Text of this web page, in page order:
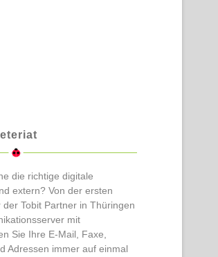
die richtige digitale
extern? Von der ersten
Tobit Partner in Thüringen
mit
Sie Ihre E-Mail, Faxe,
Adressen immer auf einmal